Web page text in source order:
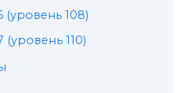
(уровень 108)
(уровень 110)